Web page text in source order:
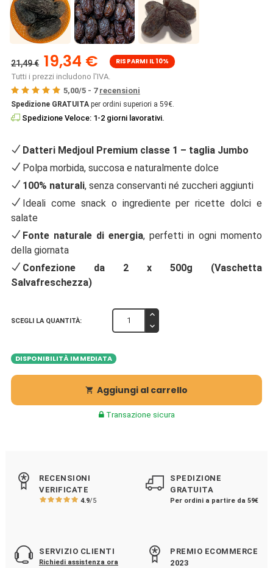
21,49 € 19,34 €
RISPARMI IL 10%
Tutti i prezzi includono l'IVA.
5,00/5 - 7 recensioni
Spedizione GRATUITA per ordini superiori a 59€.
Spedizione Veloce: 1-2 giorni lavorativi.
Datteri Medjoul Premium classe 1 – taglia Jumbo
Polpa morbida, succosa e naturalmente dolce
100% naturali, senza conservanti né zuccheri aggiunti
Ideali come snack o ingrediente per ricette dolci e
salate
Fonte naturale di energia, perfetti in ogni momento
della giornata
Confezione da 2 x 500g (Vaschetta
Salvafreschezza)
SCEGLI LA QUANTITÀ:
DISPONIBILITÀ IMMEDIATA
 Aggiungi al carrello
Transazione sicura
RECENSIONI
VERIFICATE
4.9/5
SPEDIZIONE
GRATUITA
Per ordini a partire da 59€
SERVIZIO CLIENTI
Richiedi assistenza ora
PREMIO ECOMMERCE
2023